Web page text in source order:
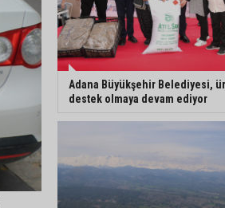
Belediye
süreç
Adana Büyükşehir Belediyesi,
destek olmaya devam ediyor